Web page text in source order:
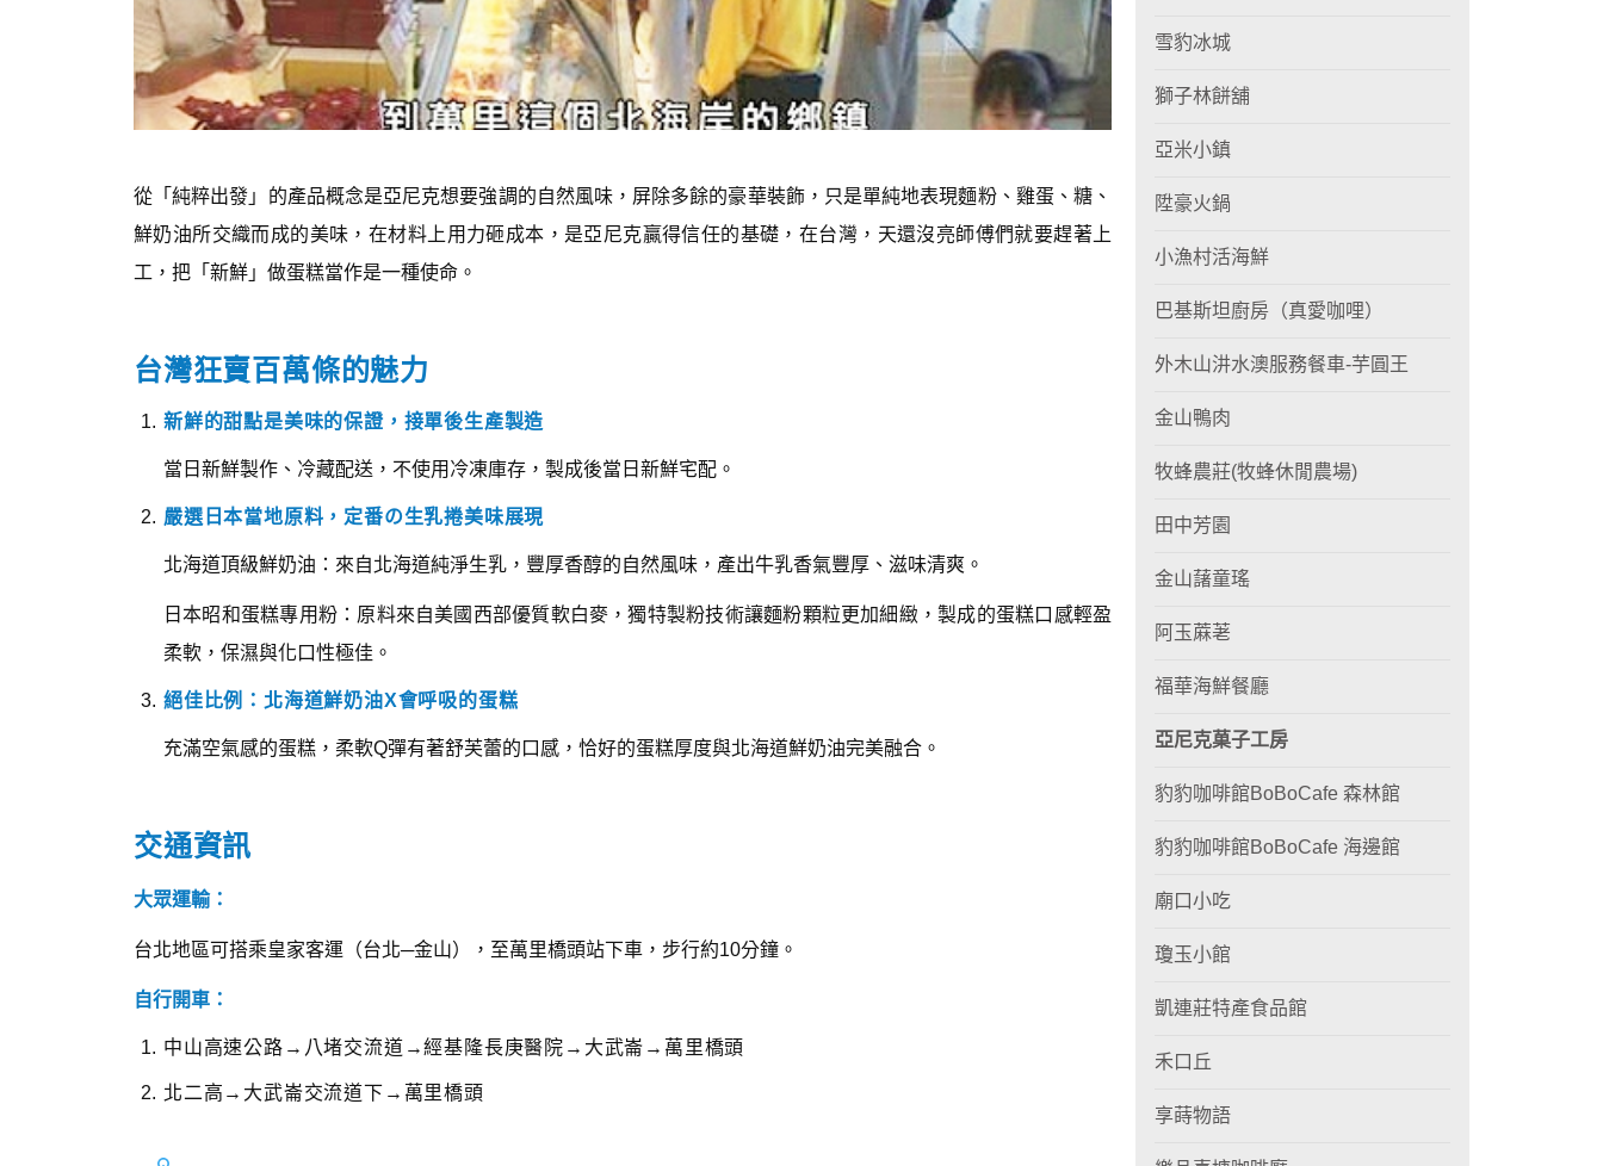
從「純粹出發」的產品概念是亞尼克想要強調的自然風味，屏除多餘的豪華裝飾，只是單純地表現麵粉、雞蛋、糖、
鮮奶油所交織而成的美味，在材料上用力砸成本，是亞尼克贏得信任的基礎，在台灣，天還沒亮師傅們就要趕著上
工，把「新鮮」做蛋糕當作是一種使命。
台灣狂賣百萬條的魅力
新鮮的甜點是美味的保證，接單後生產製造
當日新鮮製作、冷藏配送，不使用冷凍庫存，製成後當日新鮮宅配。
嚴選日本當地原料，定番の生乳捲美味展現
北海道頂級鮮奶油：來自北海道純淨生乳，豐厚香醇的自然風味，產出牛乳香氣豐厚、滋味清爽。
日本昭和蛋糕專用粉：原料來自美國西部優質軟白麥，獨特製粉技術讓麵粉顆粒更加細緻，製成的蛋糕口感輕盈
柔軟，保濕與化口性極佳。
絕佳比例：北海道鮮奶油X會呼吸的蛋糕
充滿空氣感的蛋糕，柔軟Q彈有著舒芙蕾的口感，恰好的蛋糕厚度與北海道鮮奶油完美融合。
交通資訊
大眾運輸：
台北地區可搭乘皇家客運（台北─金山），至萬里橋頭站下車，步行約10分鐘。
自行開車：
中山高速公路→八堵交流道→經基隆長庚醫院→大武崙→萬里橋頭
北二高→大武崙交流道下→萬里橋頭
雪豹冰城
獅子林餅舖
亞米小鎮
陞豪火鍋
小漁村活海鮮
巴基斯坦廚房（真愛咖哩）
外木山汫水澳服務餐車-芋圓王
金山鴨肉
牧蜂農莊(牧蜂休閒農場)
田中芳園
金山藷童瑤
阿玉蔴荖
福華海鮮餐廳
亞尼克菓子工房
豹豹咖啡館BoBoCafe 森林館
豹豹咖啡館BoBoCafe 海邊館
廟口小吃
瓊玉小館
凱連莊特產食品館
禾口丘
享蒔物語